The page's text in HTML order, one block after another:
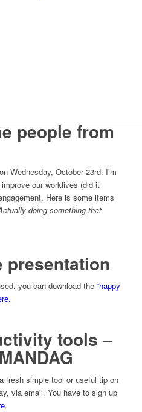
people from
Wednesday, October 23rd. I’m
our worklives (did it
Here is some items
doing something that
presentation
you can download the“happy
tools –
fresh simple tool or useful tip on
via email. You have to sign up
.